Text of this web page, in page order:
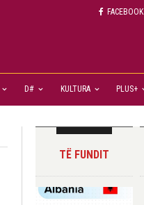
FACEBOOK
D# KULTURA PLUS+
TË FUNDIT